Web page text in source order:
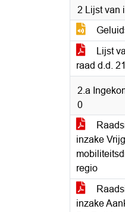
2 Lijst van
Lijst
raad d.d.
2.a
0
inzake
regio
inzake